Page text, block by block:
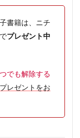
書籍は、ニチ
プレゼント中
でも解除する
レゼントをお